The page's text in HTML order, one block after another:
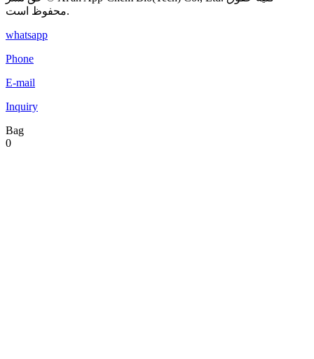
محفوظ است.
whatsapp
Phone
E-mail
Inquiry
Bag
0